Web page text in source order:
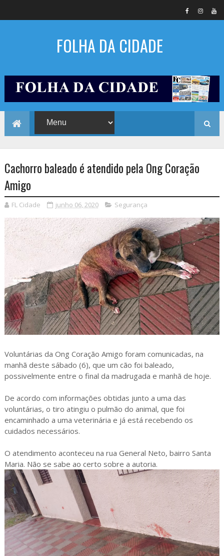
FOLHA DA CIDADE
Cachorro baleado é atendido pela Ong Coração
Amigo
FL Cidade junho 06, 2020 Segurança
Voluntárias da Ong Coração Amigo foram comunicadas, na
manhã deste sábado (6), que um cão foi baleado,
possivelmente entre o final da madrugada e manhã de hoje.
De acordo com informações obtidas junto a uma das
voluntárias, o tiro atingiu o pulmão do animal, que foi
encaminhado a uma veterinária e já está recebendo os
cuidados necessários.
O atendimento aconteceu na rua General Neto, bairro Santa
Maria. Não se sabe ao certo sobre a autoria.